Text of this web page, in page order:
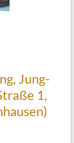
Jung-
1,